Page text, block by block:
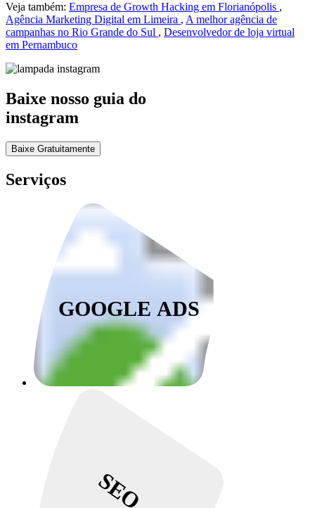
Veja também: Empresa de Growth Hacking em Florianópolis ,
Agência Marketing Digital em Limeira , A melhor agência de
campanhas no Rio Grande do Sul , Desenvolvedor de loja virtual
em Pernambuco
Baixe nosso guia do
instagram
Baixe Gratuitamente
Serviços
GOOGLE ADS
SEO